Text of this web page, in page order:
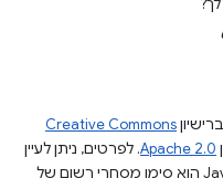
Creative Commons
Apache 2.0. לפרטים, ניתן לעיין
.‏ Java הוא סימן מסחרי רשום של